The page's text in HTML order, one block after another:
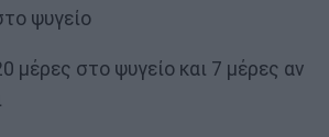
ψυγείο
μέρες στο ψυγείο και 7 μέρες αν